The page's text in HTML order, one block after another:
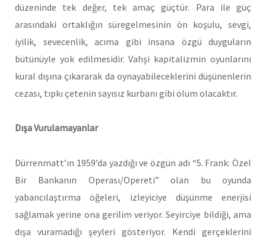
düzeninde tek değer, tek amaç güçtür. Para ile güç
arasındaki ortaklığın süregelmesinin ön koşulu, sevgi,
iyilik, sevecenlik, acıma gibi insana özgü duyguların
bütünüyle yok edilmesidir. Vahşi kapitalizmin oyunlarını
kural dışına çıkararak da oynayabileceklerini düşünenlerin
cezası, tıpkı çetenin sayısız kurbanı gibi ölüm olacaktır.
Dışa Vurulamayanlar
Dürrenmatt’ın 1959’da yazdığı ve özgün adı “5. Frank: Özel
Bir Bankanın Operası/Opereti” olan bu oyunda
yabancılaştırma öğeleri, izleyiciye düşünme enerjisi
sağlamak yerine ona gerilim veriyor. Seyirciye bildiği, ama
dışa vuramadığı şeyleri gösteriyor. Kendi gerçeklerini